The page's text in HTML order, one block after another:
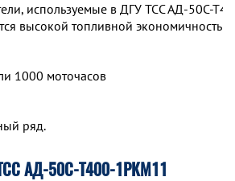
используемые в ДГУ ТСС АД-50С-
высокой топливной экономичностью.
1000 моточасов
ряд.
АД-50С-Т400-1РКМ11